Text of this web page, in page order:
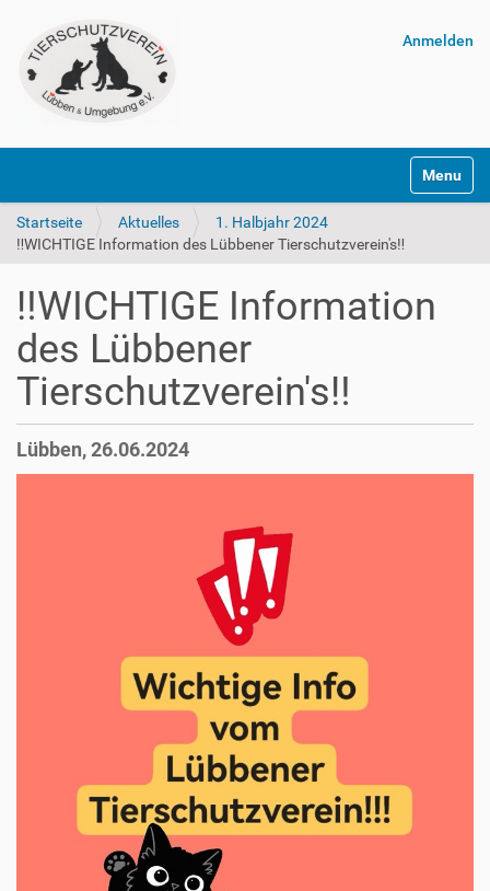
Anmelden
Startseite Aktuelles
1. Halbjahr 2024
‼️WICHTIGE Information des Lübbener Tierschutzverein's‼️
‼️WICHTIGE Information
des Lübbener
Tierschutzverein's‼️
Lübben, 26.06.2024